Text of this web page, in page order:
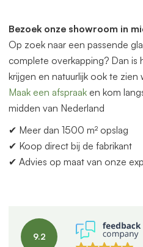
Bezoek onze showroom in
Op zoek naar een passende
complete overkapping? Dan
krijgen en natuurlijk ook te
Maak een afspraak en kom
midden van Nederland
✔ Meer dan 1500 m² opslag
✔ Koop direct bij de fabrikant
✔ Advies op maat van onze
9.2